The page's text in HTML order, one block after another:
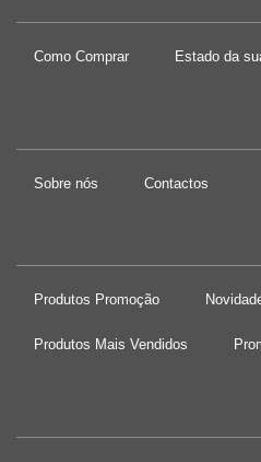
Como Comprar Estado da
Sobre nós Contactos
Produtos Promoção
Produtos Mais Vendidos